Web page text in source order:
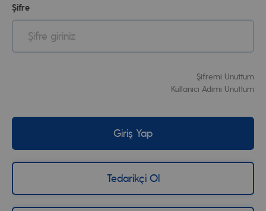
Şifre
Şifremi Unuttum
Kullanıcı Adımı Unuttum
Giriş Yap
Tedarikçi Ol